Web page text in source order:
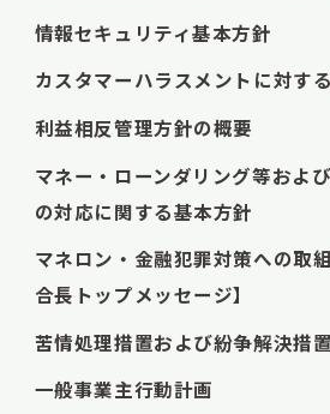
情報セキュリティ基本方針
カスタマーハラスメントに対す
利益相反管理方針の概要
マネー・ローンダリング等およ
の対応に関する基本方針
マネロン・金融犯罪対策への取
合長トップメッセージ】
苦情処理措置および紛争解決措
一般事業主行動計画